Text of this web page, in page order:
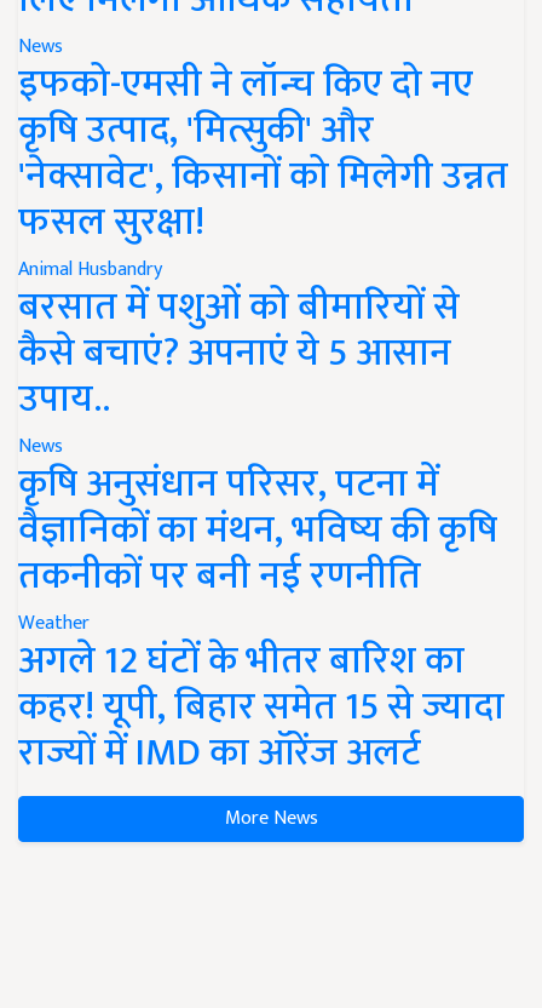
News
इफको-एमसी ने लॉन्च किए दो नए
कृषि उत्पाद, 'मित्सुकी' और
'नेक्सावेट', किसानों को मिलेगी उन्नत
फसल सुरक्षा!
Animal Husbandry
बरसात में पशुओं को बीमारियों से
कैसे बचाएं? अपनाएं ये 5 आसान
उपाय..
News
कृषि अनुसंधान परिसर, पटना में
वैज्ञानिकों का मंथन, भविष्य की कृषि
तकनीकों पर बनी नई रणनीति
Weather
अगले 12 घंटों के भीतर बारिश का
कहर! यूपी, बिहार समेत 15 से ज्यादा
राज्यों में IMD का ऑरेंज अलर्ट
More News